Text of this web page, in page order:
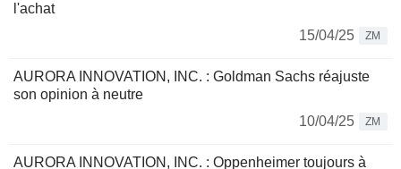
l'achat
15/04/25
ZM
AURORA INNOVATION, INC. : Goldman Sachs réajuste
son opinion à neutre
10/04/25
ZM
AURORA INNOVATION, INC. : Oppenheimer toujours à